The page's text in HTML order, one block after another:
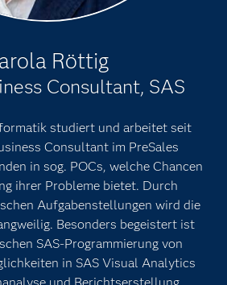
Röttig
Consultant, SAS
studiert und arbeitet seit
Consultant im PreSales
in sog. POCs, welche Chancen
ihrer Probleme bietet. Durch
Aufgabenstellungen wird die
Besonders begeistert ist
SAS-Programmierung von
in SAS Visual Analytics